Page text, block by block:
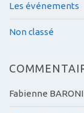
Les événements
Non classé
Fabienne BARONI